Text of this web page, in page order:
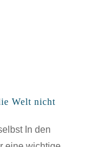
Welt nicht
In den